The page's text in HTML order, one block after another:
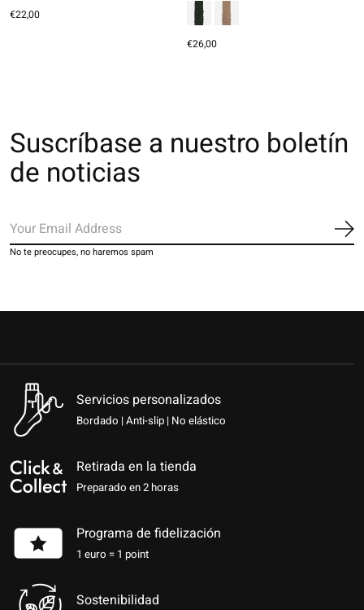
€22,00
€26,00
Suscríbase a nuestro boletín
de noticias
No te preocupes, no haremos spam
Servicios personalizados
Bordado | Anti-slip | No elástico
Retirada en la tienda
Preparado en 2 horas
Programa de fidelización
1 euro = 1 point
Sostenibilidad